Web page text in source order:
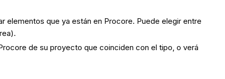
elementos que ya están en Procore. Puede elegir entre
de su proyecto que coinciden con el tipo, o verá